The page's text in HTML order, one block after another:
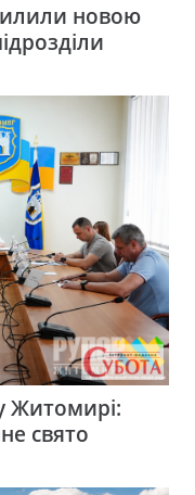
новою
Житомирі:
свято